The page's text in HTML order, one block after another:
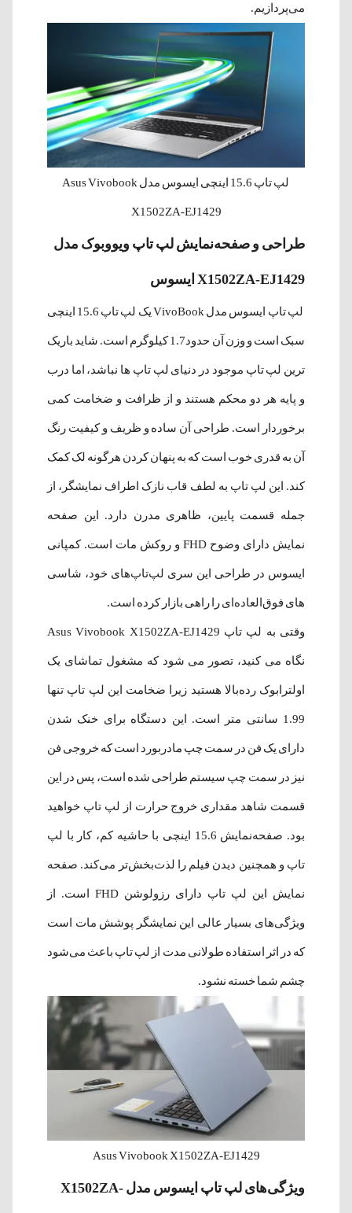
می‌پردازیم.
لپ تاپ 15.6 اینچی ایسوس مدل Asus Vivobook
X1502ZA-EJ1429
طراحی و صفحه‌نمایش لپ‌ تاپ ویووبوک مدل
X1502ZA-EJ1429 ایسوس
لپ تاپ ایسوس مدل VivoBook یک لپ تاپ 15.6 اینچی
سبک است و وزن آن حدود1.7 کیلوگرم است. شاید باریک
ترین لپ تاپ موجود در دنیای لپ تاپ ها نباشد، اما درب
و پایه هر دو محکم هستند و از ظرافت و ضخامت کمی
برخوردار است. طراحی آن ساده و ظریف و کیفیت رنگ
آن به قدری خوب است که به پنهان کردن هرگونه لک کمک
کند. این لپ تاپ به لطف قاب نازک اطراف نمایشگر، از
جمله قسمت پایین، ظاهری مدرن دارد. این صفحه
نمایش دارای وضوح FHD و روکش مات است. کمپانی
ایسوس در طراحی این سری لپ‌تاپ‌های خود، شاسی‌
های فوق‌العاده‌ای را راهی بازار کرده است.
وقتی به لپ تاپ Asus Vivobook X1502ZA-EJ1429
نگاه می‌ کنید، تصور می‌ شود که مشغول تماشای یک
اولترابوک رده‌بالا هستید زیرا ضخامت این لپ تاپ تنها
1.99 سانتی متر است. این دستگاه برای خنک شدن
دارای یک فن در سمت چپ مادربورد است که خروجی فن
نیز در سمت چپ سیستم طراحی شده است، پس در این
قسمت شاهد مقداری خروج حرارت از لپ تاپ خواهید
بود. صفحه‌نمایش 15.6 اینچی با حاشیه کم، کار با لپ
تاپ و همچنین دیدن فیلم را لذت‌بخش‌تر می‌کند. صفحه
نمایش این لپ تاپ دارای رزولوشن FHD است. از
ویژگی‌های بسیار عالی این نمایشگر پوشش مات است
که در اثر استفاده طولانی مدت از لپ تاپ باعث می‌شود
چشم شما خسته نشود.
Asus Vivobook X1502ZA-EJ1429
ویژگی‌های لپ‌ تاپ ایسوس مدل X1502ZA-